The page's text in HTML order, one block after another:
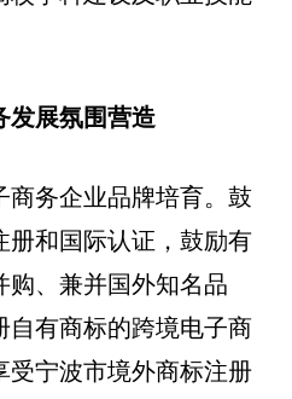
发展氛围营造
商务企业品牌培育。鼓
册和国际认证，鼓励有
购、兼并国外知名品
自有商标的跨境电子商
受宁波市境外商标注册